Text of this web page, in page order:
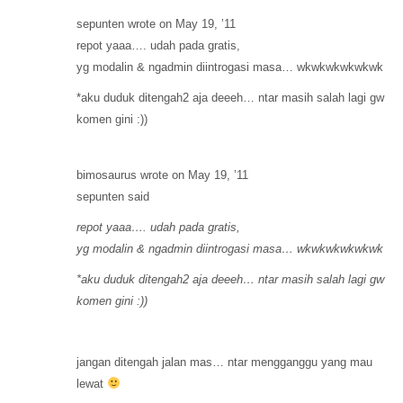
sepunten wrote on May 19, ’11
repot yaaa…. udah pada gratis,
yg modalin & ngadmin diintrogasi masa… wkwkwkwkwkwk
*aku duduk ditengah2 aja deeeh… ntar masih salah lagi gw
komen gini :))
bimosaurus wrote on May 19, ’11
sepunten said
repot yaaa…. udah pada gratis,
yg modalin & ngadmin diintrogasi masa… wkwkwkwkwkwk
*aku duduk ditengah2 aja deeeh… ntar masih salah lagi gw
komen gini :))
jangan ditengah jalan mas… ntar mengganggu yang mau
lewat